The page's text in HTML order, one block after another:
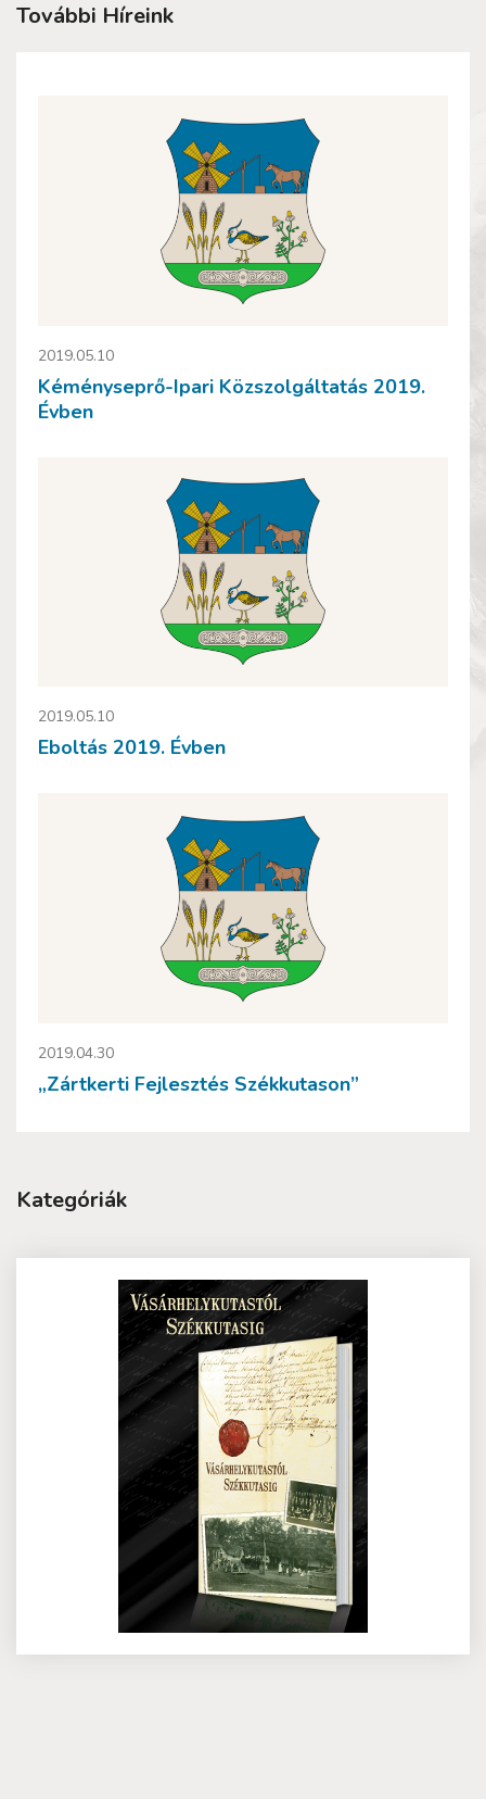
További Híreink
2019.05.10
Kéményseprő-Ipari Közszolgáltatás 2019.
Évben
2019.05.10
Eboltás 2019. Évben
2019.04.30
„Zártkerti Fejlesztés Székkutason”
Kategóriák